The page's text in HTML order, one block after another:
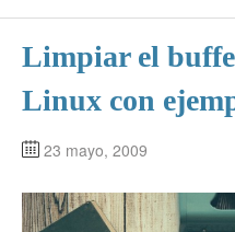
40
42
44
45
47
49
50
Limpiar el
Linux con
23 mayo, 2009